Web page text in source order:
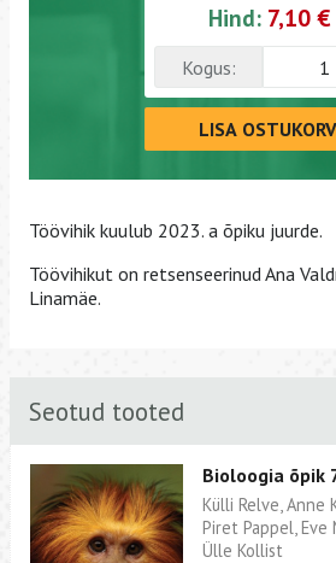
Hind: 7,10 €
Kogus:
LISA
Töövihik kuulub 2023. a õpiku juurde.
Töövihikut on retsenseerinud Ana
Linamäe.
Seotud tooted
Bioloogia õpik
Külli Relve, Anne
Piret Pappel, Eve
Ülle Kollist